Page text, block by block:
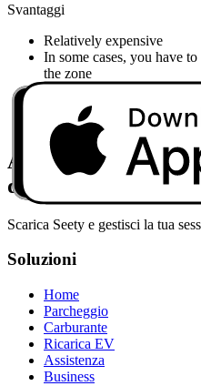
Svantaggi
Relatively expensive
In some cases, you have
the zone
Beware of paid
Registration required
Limited number of public
Avvia e ferma la tua
dal telefono
Scarica Seety e gestisci la tua
Soluzioni
Home
Parcheggio
Carburante
Ricarica EV
Assistenza
Business